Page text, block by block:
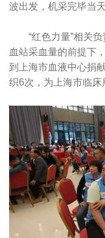
波出发，机采完毕当
“红色力量”相关
血站采血量的前提下
到上海市血液中心捐
织6次，为上海市临床